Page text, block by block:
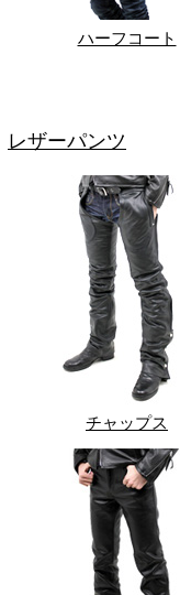
ハーフコート
レザーパンツ
チャップス